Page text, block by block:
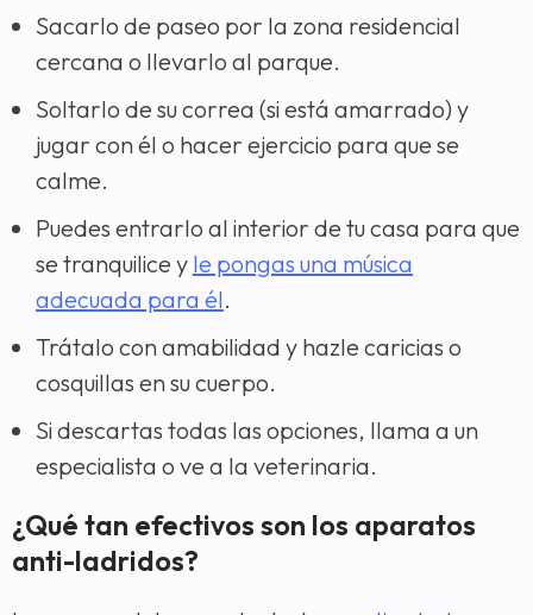
Sacarlo de paseo por la zona residencial
cercana o llevarlo al parque.
Soltarlo de su correa (si está amarrado) y
jugar con él o hacer ejercicio para que se
calme.
Puedes entrarlo al interior de tu casa para que
se tranquilice y le pongas una música
adecuada para él.
Trátalo con amabilidad y hazle caricias o
cosquillas en su cuerpo.
Si descartas todas las opciones, llama a un
especialista o ve a la veterinaria.
¿Qué tan efectivos son los aparatos
anti-ladridos?